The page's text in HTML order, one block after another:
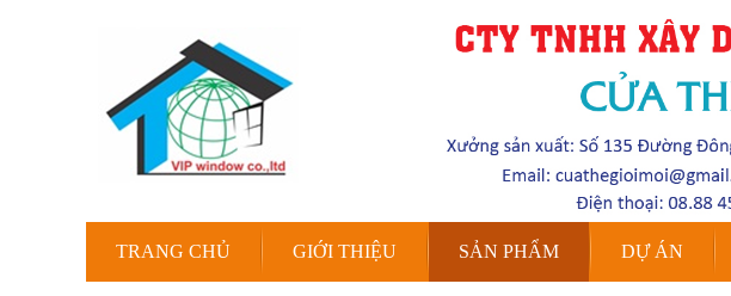
TRANG CHỦ GIỚI THIỆU SẢN PHẨM DỰ ÁN